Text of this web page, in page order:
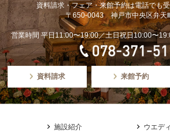
資料請求・フェア・来館予約は電話でも
〒650-0043 神戸市中央区弁天
営業時間 平日11:00〜19:00／土日祝日10:00〜
資料請求 来館予約
施設紹介
ウエデ